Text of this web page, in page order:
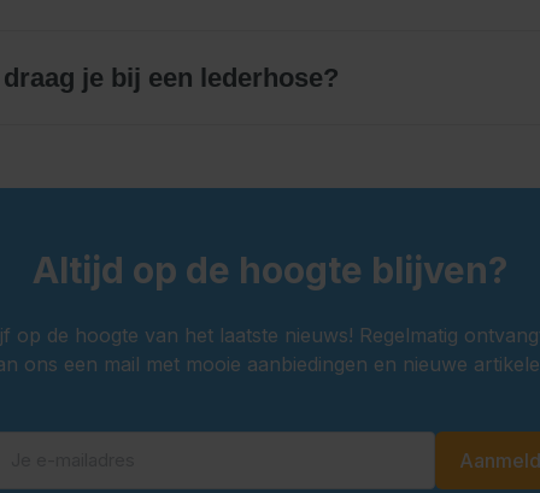
je bij een lederhose?
Altijd op de hoogte blijven?
op de hoogte van het laatste nieuws! Regelmatig
ons een mail met mooie aanbiedingen en nieuwe